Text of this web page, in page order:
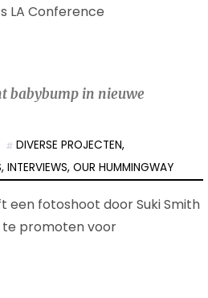
LA Conference
babybump in nieuwe
DIVERSE PROJECTEN,
,INTERVIEWS,OUR HUMMINGWAY
een fotoshoot door Suki Smith
promoten voor